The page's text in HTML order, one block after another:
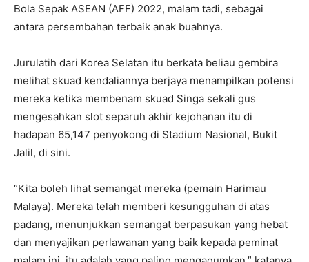
Bola Sepak ASEAN (AFF) 2022, malam tadi, sebagai
antara persembahan terbaik anak buahnya.
Jurulatih dari Korea Selatan itu berkata beliau gembira
melihat skuad kendaliannya berjaya menampilkan potensi
mereka ketika membenam skuad Singa sekali gus
mengesahkan slot separuh akhir kejohanan itu di
hadapan 65,147 penyokong di Stadium Nasional, Bukit
Jalil, di sini.
“Kita boleh lihat semangat mereka (pemain Harimau
Malaya). Mereka telah memberi kesungguhan di atas
padang, menunjukkan semangat berpasukan yang hebat
dan menyajikan perlawanan yang baik kepada peminat